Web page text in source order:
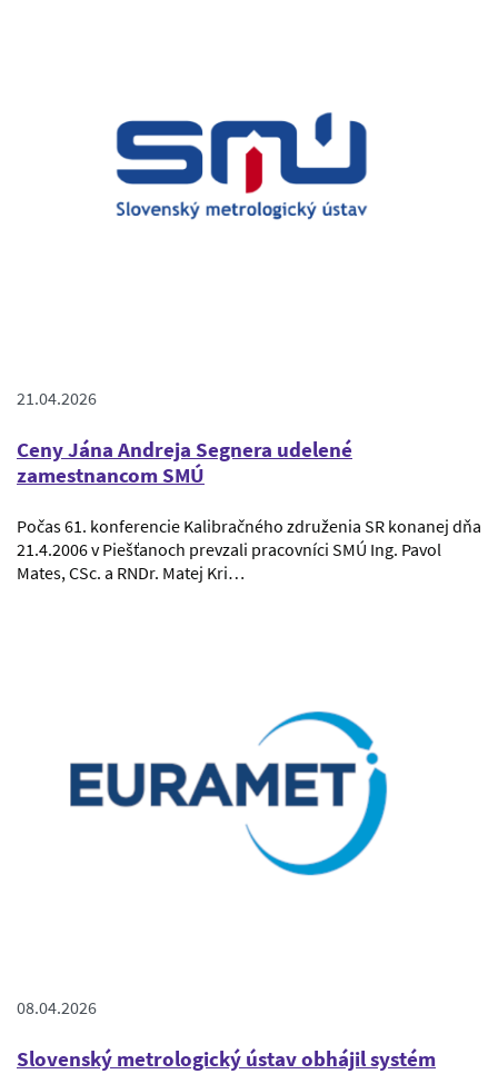
21.04.2026
Ceny Jána Andreja Segnera udelené
zamestnancom SMÚ
Počas 61. konferencie Kalibračného združenia SR konanej dňa
21.4.2006 v Piešťanoch prevzali pracovníci SMÚ Ing. Pavol
Mates, CSc. a RNDr. Matej Kri…
08.04.2026
Slovenský metrologický ústav obhájil systém